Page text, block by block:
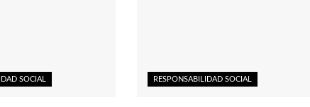
SOCIAL RESPONSABILIDAD SOCIAL